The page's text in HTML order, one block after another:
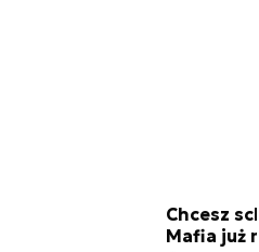
Chcesz
Mafia już